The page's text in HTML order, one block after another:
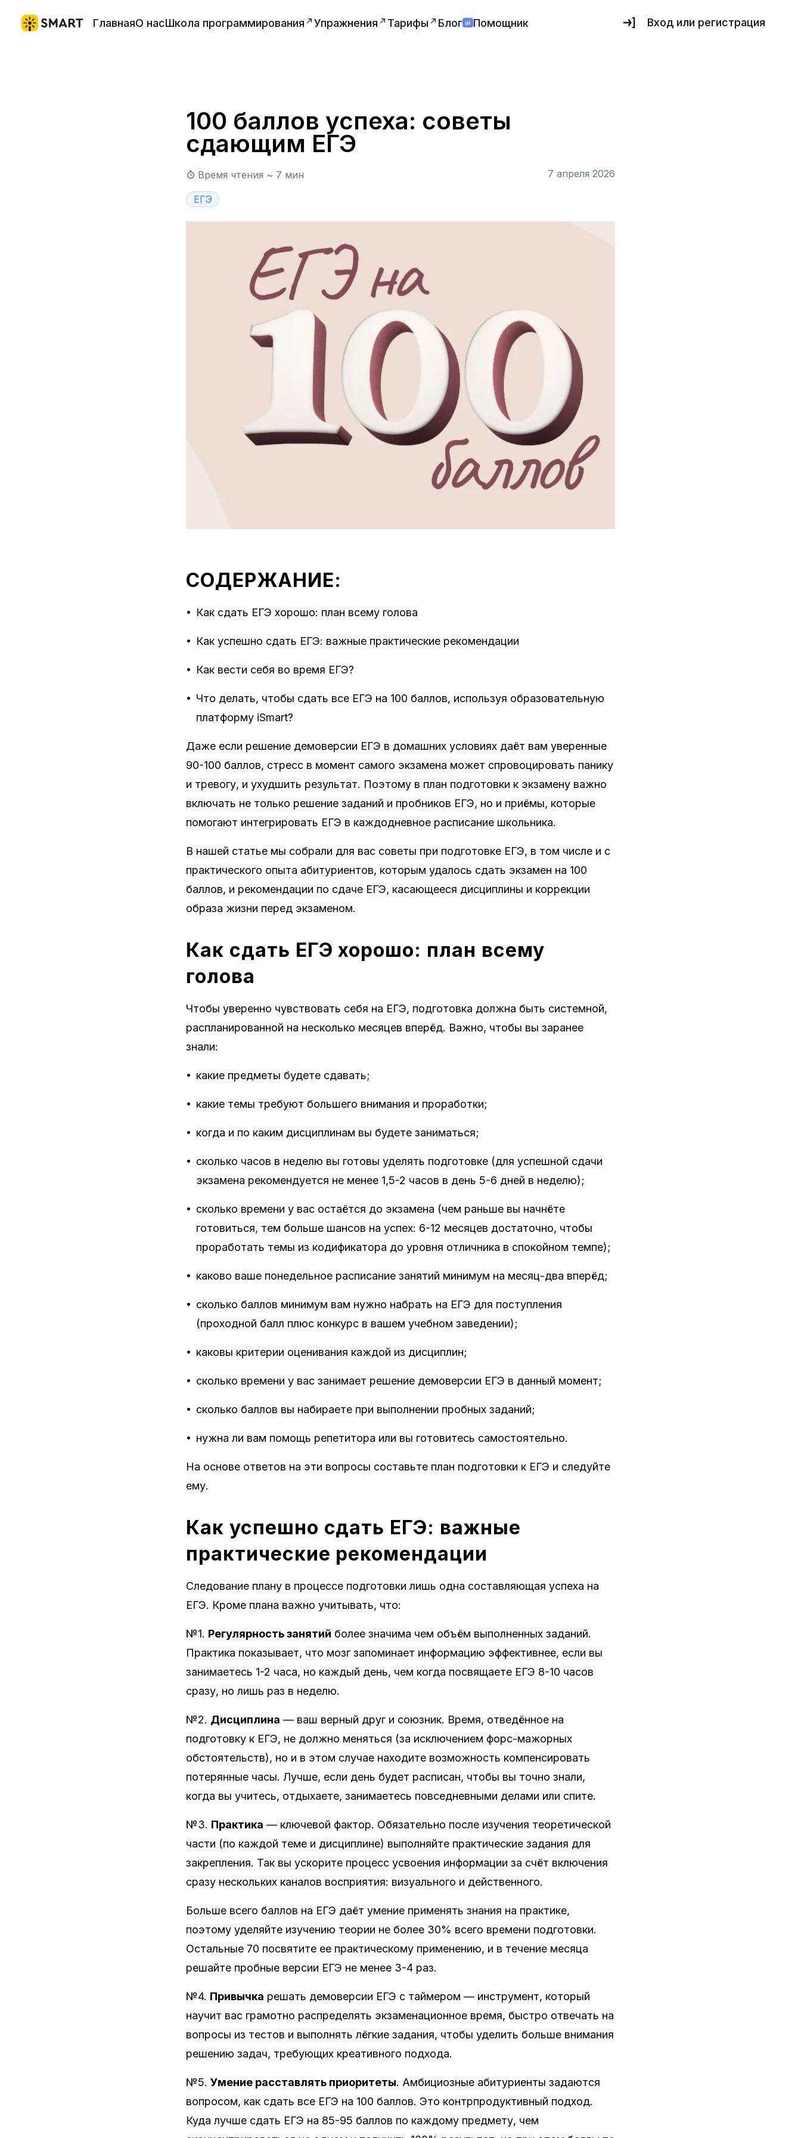
ГлавнаяО насШкола программирования Упражнения Тарифы Блог Помощник Вход или регистрация
100 баллов успеха: советы
сдающим ЕГЭ
Время чтения ~ 7 мин 7 апреля 2026
ЕГЭ
СОДЕРЖАНИЕ:
• Как сдать ЕГЭ хорошо: план всему голова
• Как успешно сдать ЕГЭ: важные практические рекомендации
• Как вести себя во время ЕГЭ?
• Что делать, чтобы сдать все ЕГЭ на 100 баллов, используя образовательную
платформу iSmart?
Даже если решение демоверсии ЕГЭ в домашних условиях даёт вам уверенные
90-100 баллов, стресс в момент самого экзамена может спровоцировать панику
и тревогу, и ухудшить результат. Поэтому в план подготовки к экзамену важно
включать не только решение заданий и пробников ЕГЭ, но и приёмы, которые
помогают интегрировать ЕГЭ в каждодневное расписание школьника.
В нашей статье мы собрали для вас советы при подготовке ЕГЭ, в том числе и с
практического опыта абитуриентов, которым удалось сдать экзамен на 100
баллов, и рекомендации по сдаче ЕГЭ, касающееся дисциплины и коррекции
образа жизни перед экзаменом.
Как сдать ЕГЭ хорошо: план всему
голова
Чтобы уверенно чувствовать себя на ЕГЭ, подготовка должна быть системной,
распланированной на несколько месяцев вперёд. Важно, чтобы вы заранее
знали:
• какие предметы будете сдавать;
• какие темы требуют большего внимания и проработки;
• когда и по каким дисциплинам вы будете заниматься;
• сколько часов в неделю вы готовы уделять подготовке (для успешной сдачи
экзамена рекомендуется не менее 1,5-2 часов в день 5-6 дней в неделю);
• сколько времени у вас остаётся до экзамена (чем раньше вы начнёте
готовиться, тем больше шансов на успех: 6-12 месяцев достаточно, чтобы
проработать темы из кодификатора до уровня отличника в спокойном темпе);
• каково ваше понедельное расписание занятий минимум на месяц-два вперёд;
• сколько баллов минимум вам нужно набрать на ЕГЭ для поступления
(проходной балл плюс конкурс в вашем учебном заведении);
• каковы критерии оценивания каждой из дисциплин;
• сколько времени у вас занимает решение демоверсии ЕГЭ в данный момент;
• сколько баллов вы набираете при выполнении пробных заданий;
• нужна ли вам помощь репетитора или вы готовитесь самостоятельно.
На основе ответов на эти вопросы составьте план подготовки к ЕГЭ и следуйте
ему.
Как успешно сдать ЕГЭ: важные
практические рекомендации
Следование плану в процессе подготовки лишь одна составляющая успеха на
ЕГЭ. Кроме плана важно учитывать, что:
№1. Регулярность занятий более значима чем объём выполненных заданий.
Практика показывает, что мозг запоминает информацию эффективнее, если вы
занимаетесь 1-2 часа, но каждый день, чем когда посвящаете ЕГЭ 8-10 часов
сразу, но лишь раз в неделю.
№2. Дисциплина — ваш верный друг и союзник. Время, отведённое на
подготовку к ЕГЭ, не должно меняться (за исключением форс-мажорных
обстоятельств), но и в этом случае находите возможность компенсировать
потерянные часы. Лучше, если день будет расписан, чтобы вы точно знали,
когда вы учитесь, отдыхаете, занимаетесь повседневными делами или спите.
№3. Практика — ключевой фактор. Обязательно после изучения теоретической
части (по каждой теме и дисциплине) выполняйте практические задания для
закрепления. Так вы ускорите процесс усвоения информации за счёт включения
сразу нескольких каналов восприятия: визуального и действенного.
Больше всего баллов на ЕГЭ даёт умение применять знания на практике,
поэтому уделяйте изучению теории не более 30% всего времени подготовки.
Остальные 70 посвятите ее практическому применению, и в течение месяца
решайте пробные версии ЕГЭ не менее 3-4 раз.
№4. Привычка решать демоверсии ЕГЭ с таймером — инструмент, который
научит вас грамотно распределять экзаменационное время, быстро отвечать на
вопросы из тестов и выполнять лёгкие задания, чтобы уделить больше внимания
решению задач, требующих креативного подхода.
№5. Умение расставлять приоритеты. Амбициозные абитуриенты задаются
вопросом, как сдать все ЕГЭ на 100 баллов. Это контрпродуктивный подход.
Куда лучше сдать ЕГЭ на 85-95 баллов по каждому предмету, чем